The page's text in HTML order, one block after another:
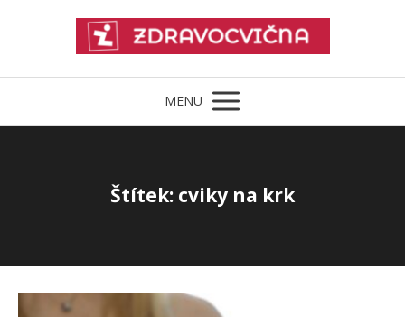
MENU
Štítek: cviky na krk